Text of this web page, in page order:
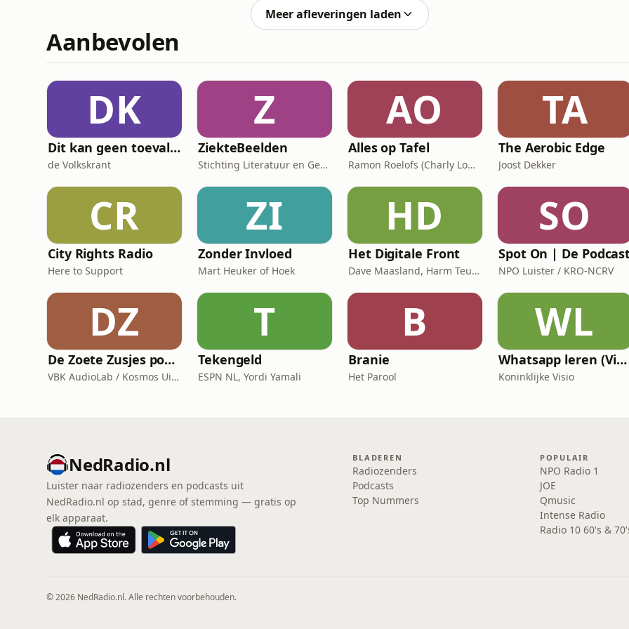
Meer afleveringen laden
Aanbevolen
DK
Dit kan geen toeval zijn
de Volkskrant
Z
ZiekteBeelden
Stichting Literatuur en Geneeskunde
AO
Alles op Tafel
Ramon Roelofs (Charly Lownoise)
TA
The Aerobic Edge
Joost Dekker
CR
City Rights Radio
Here to Support
ZI
Zonder Invloed
Mart Heuker of Hoek
HD
Het Digitale Front
Dave Maasland, Harm Teunis / Corti Media
SO
Spot On | De
NPO Luister / KRO-NCRV
DZ
De Zoete Zusjes podcast
VBK AudioLab / Kosmos Uitgevers
T
Tekengeld
ESPN NL, Yordi Yamali
B
Branie
Het Parool
WL
Whatsapp leren (Visio Podcast)
Koninklijke Visio
NedRadio.nl
Luister naar radiozenders en podcasts uit
NedRadio.nl op stad, genre of stemming — gratis op
elk apparaat.
BLADEREN
Radiozenders
Podcasts
Top Nummers
POPULAIR
NPO Radio 1
JOE
Qmusic
Intense Radio
Radio 10 60's &
© 2026 NedRadio.nl. Alle rechten voorbehouden.